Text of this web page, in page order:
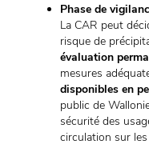
Phase de
La CAR peut
risque de
évaluation
mesures
disponibles en
public de
sécurité des
circulation sur